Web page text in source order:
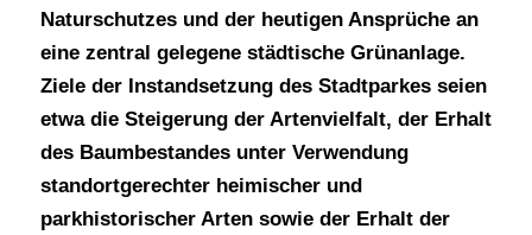
Naturschutzes und der heutigen Ansprüche an
eine zentral gelegene städtische Grünanlage.
Ziele der Instandsetzung des Stadtparkes seien
etwa die Steigerung der Artenvielfalt, der Erhalt
des Baumbestandes unter Verwendung
standortgerechter heimischer und
parkhistorischer Arten sowie der Erhalt der